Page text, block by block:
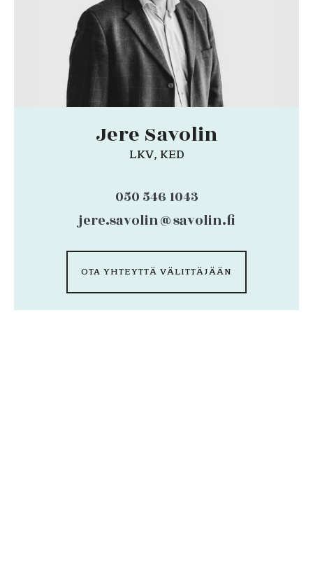
Jere Savolin
LKV, KED
050 546 1043
jere.savolin@savolin.fi
OTA YHTEYTTÄ VÄLITTÄJÄÄN